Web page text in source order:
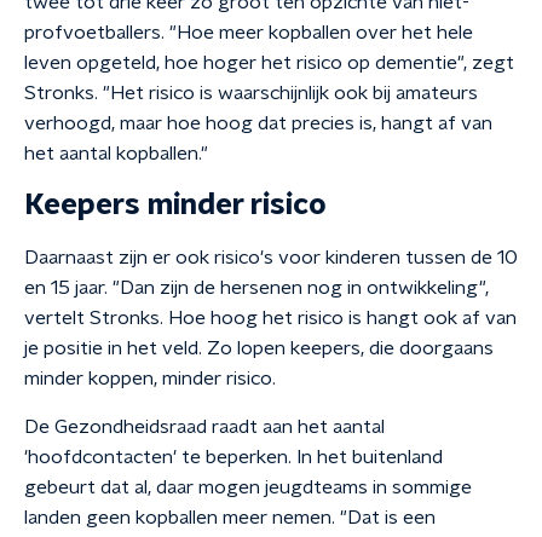
profvoetballers. "Hoe meer kopballen over het hele
leven opgeteld, hoe hoger het risico op dementie", zegt
Stronks. "Het risico is waarschijnlijk ook bij amateurs
verhoogd, maar hoe hoog dat precies is, hangt af van
het aantal kopballen."
Keepers minder risico
Daarnaast zijn er ook risico's voor kinderen tussen de 10
en 15 jaar. "Dan zijn de hersenen nog in ontwikkeling",
vertelt Stronks. Hoe hoog het risico is hangt ook af van
je positie in het veld. Zo lopen keepers, die doorgaans
minder koppen, minder risico.
De Gezondheidsraad raadt aan het aantal
'hoofdcontacten' te beperken. In het buitenland
gebeurt dat al, daar mogen jeugdteams in sommige
landen geen kopballen meer nemen. "Dat is een